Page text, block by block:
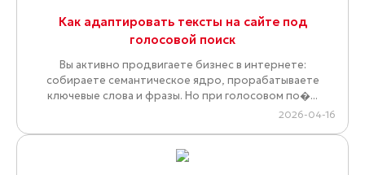
Как адаптировать тексты на сайте под
голосовой поиск
Вы активно продвигаете бизнес в интернете:
собираете семантическое ядро, прорабатываете
ключевые слова и фразы. Но при голосовом по�...
2026-04-16